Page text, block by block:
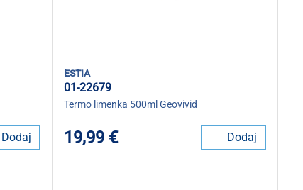
Dodaj
estia
01-22679
Termo limenka 500ml Geovivid
19,99 € Dodaj